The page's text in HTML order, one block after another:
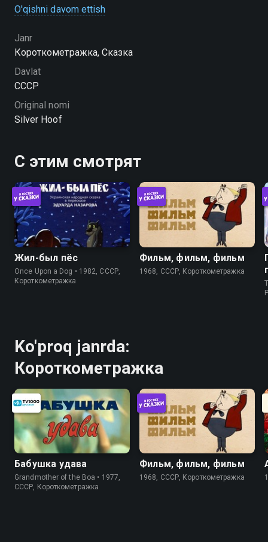
передней ноге серебряное копытце. В каком месте
камень
O'qishni davom ettish
Janr
Короткометражка, Сказка
Davlat
СССР
Original nomi
Silver Hoof
С этим смотрят
Жил-был пёс
Once Upon a Dog • 1982, СССР,
Короткометражка
Фильм, фильм, фильм
1968, СССР, Короткометражка
Ko'proq janrda:
Короткометражка
Бабушка удава
Grandmother of the Boa • 1977,
СССР, Короткометражка
Фильм, фильм, фильм
1968, СССР, Короткометражка